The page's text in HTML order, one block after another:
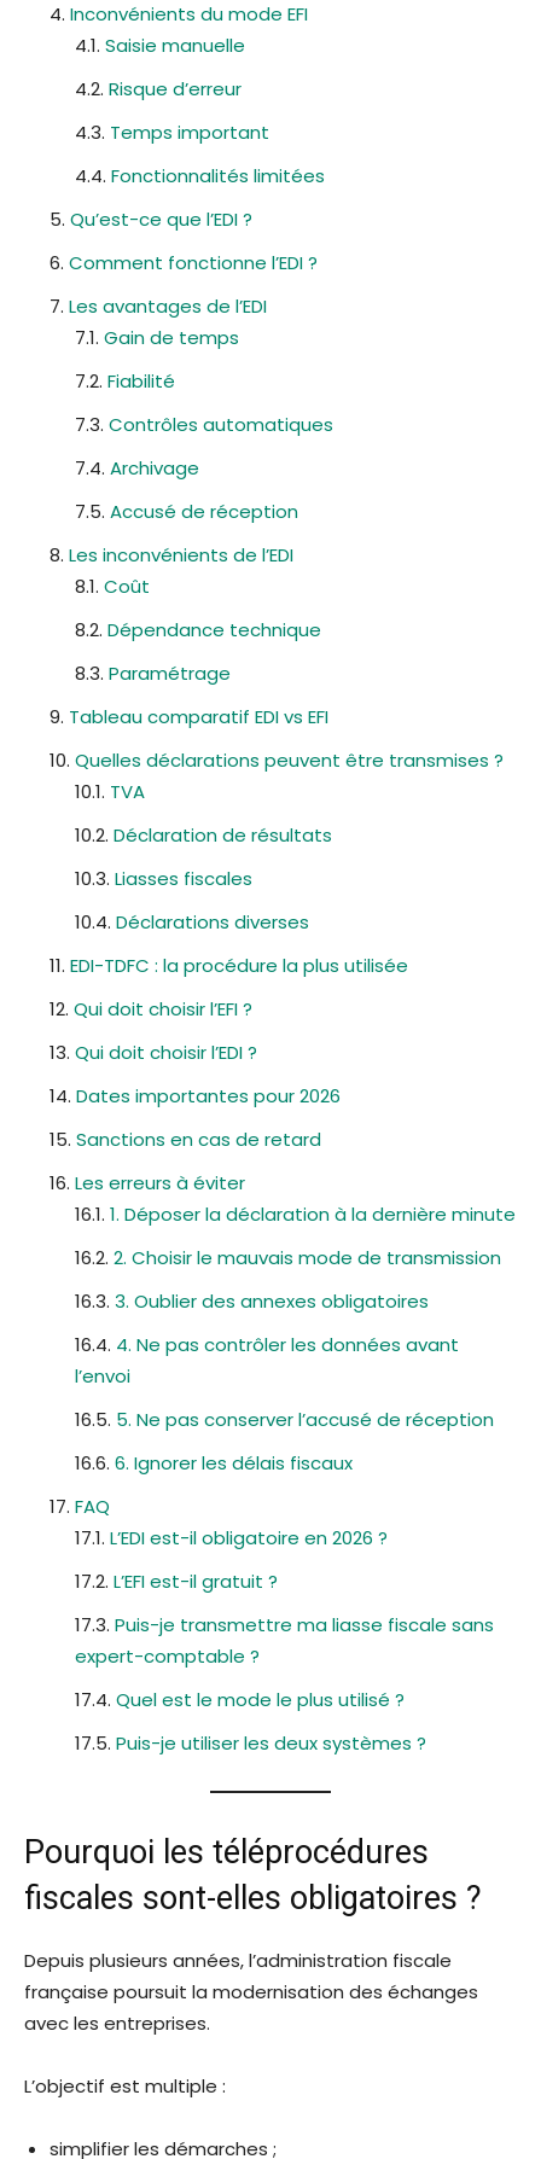
Inconvénients du mode EFI
Saisie manuelle
Risque d’erreur
Temps important
Fonctionnalités limitées
Qu’est-ce que l’EDI ?
Comment fonctionne l’EDI ?
Les avantages de l’EDI
Gain de temps
Fiabilité
Contrôles automatiques
Archivage
Accusé de réception
Les inconvénients de l’EDI
Coût
Dépendance technique
Paramétrage
Tableau comparatif EDI vs EFI
Quelles déclarations peuvent être transmises ?
TVA
Déclaration de résultats
Liasses fiscales
Déclarations diverses
EDI-TDFC : la procédure la plus utilisée
Qui doit choisir l’EFI ?
Qui doit choisir l’EDI ?
Dates importantes pour 2026
Sanctions en cas de retard
Les erreurs à éviter
1. Déposer la déclaration à la dernière minute
2. Choisir le mauvais mode de transmission
3. Oublier des annexes obligatoires
4. Ne pas contrôler les données avant
l’envoi
5. Ne pas conserver l’accusé de réception
6. Ignorer les délais fiscaux
FAQ
L’EDI est-il obligatoire en 2026 ?
L’EFI est-il gratuit ?
Puis-je transmettre ma liasse fiscale sans
expert-comptable ?
Quel est le mode le plus utilisé ?
Puis-je utiliser les deux systèmes ?
Pourquoi les téléprocédures
fiscales sont-elles obligatoires ?
Depuis plusieurs années, l’administration fiscale
française poursuit la modernisation des échanges
avec les entreprises.
L’objectif est multiple :
simplifier les démarches ;